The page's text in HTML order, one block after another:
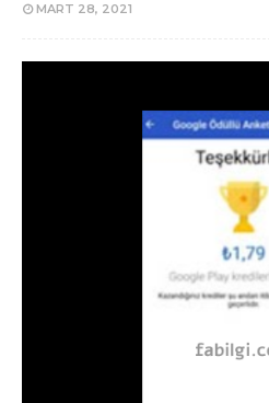
MART 28, 2021